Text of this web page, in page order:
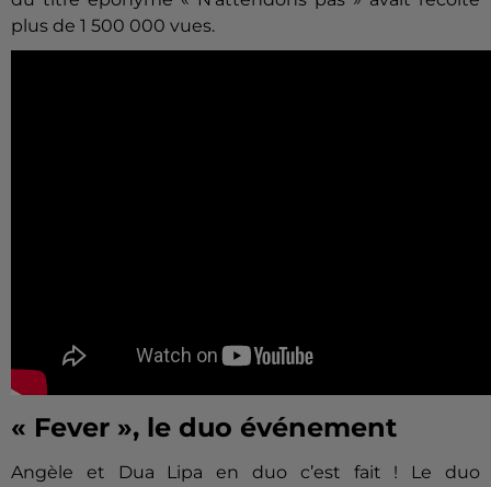
plus de 1 500 000 vues.
« Fever », le duo événement
Angèle et Dua Lipa en duo c’est fait ! Le duo